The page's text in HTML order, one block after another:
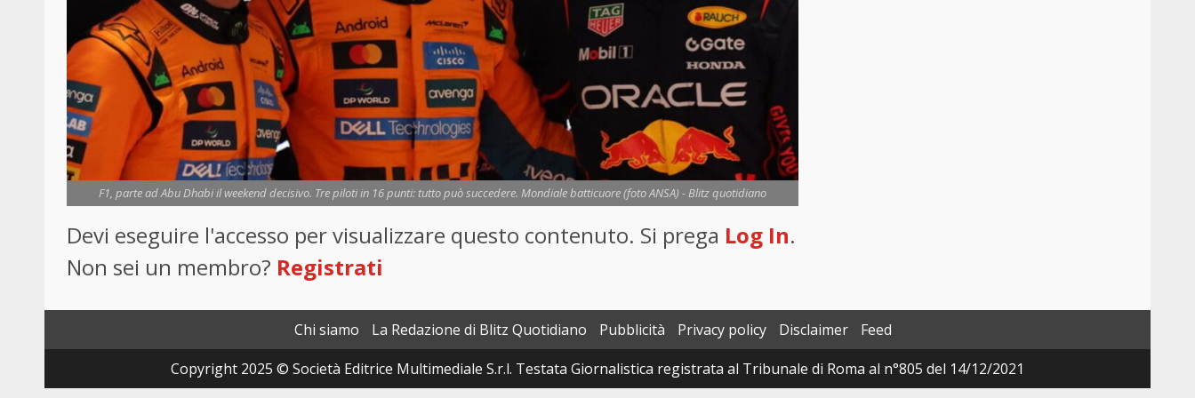
F1, parte ad Abu Dhabi il weekend decisivo. Tre piloti in 16 punti: tutto può succedere. Mondiale batticuore (foto ANSA) - Blitz quotidiano
Devi eseguire l'accesso per visualizzare questo contenuto. Si prega Log In.
Non sei un membro? Registrati
Chi siamo La Redazione di Blitz Quotidiano Pubblicità Privacy policy Disclaimer
Feed
Copyright 2025 © Società Editrice Multimediale S.r.l. Testata Giornalistica registrata al Tribunale di Roma al n°805 del 14/12/2021